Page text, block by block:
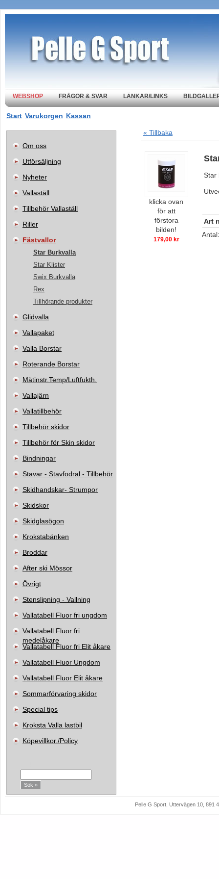
WEBSHOP FRÅGOR & SVAR LÄNKAR/LINKS
Start Varukorgen Kassan
Om oss
Utförsäljning
Nyheter
Vallaställ
Tillbehör Vallaställ
Riller
Fästvallor
Star Burkvalla
Star Klister
Swix Burkvalla
Rex
Tillhörande produkter
Glidvalla
Vallapaket
Valla Borstar
Roterande Borstar
Mätinstr.Temp/Luftfukth.
Vallajärn
Vallatillbehör
Tillbehör skidor
Tillbehör för Skin skidor
Bindningar
Stavar - Stavfodral - Tillbehör
Skidhandskar- Strumpor
Skidskor
Skidglasögon
Krokstabänken
Broddar
After ski Mössor
Övrigt
Stenslipning - Vallning
Vallatabell Fluor fri ungdom
Vallatabell Fluor fri
medelåkare
Vallatabell Fluor fri Elit åkare
Vallatabell Fluor Ungdom
Vallatabell Fluor Elit åkare
Sommarförvaring skidor
Special tips
Kroksta Valla lastbil
Köpevillkor./Policy
« Tillbaka
klicka ovan
för att
förstora
bilden!
179,00 kr
Star
Art
Pelle G Sport, Uttervägen 10, 891